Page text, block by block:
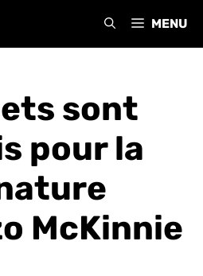
MENU
sont
pour la
McKinnie